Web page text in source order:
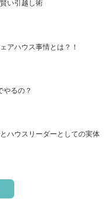
い引越し術
アハウス事情とは？！
やるの？
ハウスリーダーとしての実体